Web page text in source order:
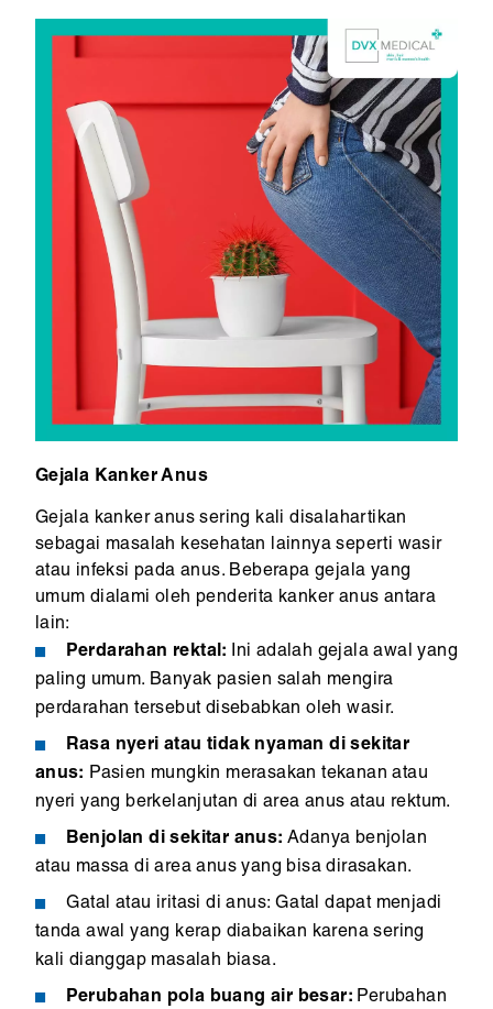
Gejala Kanker Anus
Gejala kanker anus sering kali disalahartikan
sebagai masalah kesehatan lainnya seperti wasir
atau infeksi pada anus. Beberapa gejala yang
umum dialami oleh penderita kanker anus antara
lain:
Perdarahan rektal: Ini adalah gejala awal yang
paling umum. Banyak pasien salah mengira
perdarahan tersebut disebabkan oleh wasir.
Rasa nyeri atau tidak nyaman di sekitar
anus: Pasien mungkin merasakan tekanan atau
nyeri yang berkelanjutan di area anus atau rektum.
Benjolan di sekitar anus: Adanya benjolan
atau massa di area anus yang bisa dirasakan.
Gatal atau iritasi di anus: Gatal dapat menjadi
tanda awal yang kerap diabaikan karena sering
kali dianggap masalah biasa.
Perubahan pola buang air besar: Perubahan